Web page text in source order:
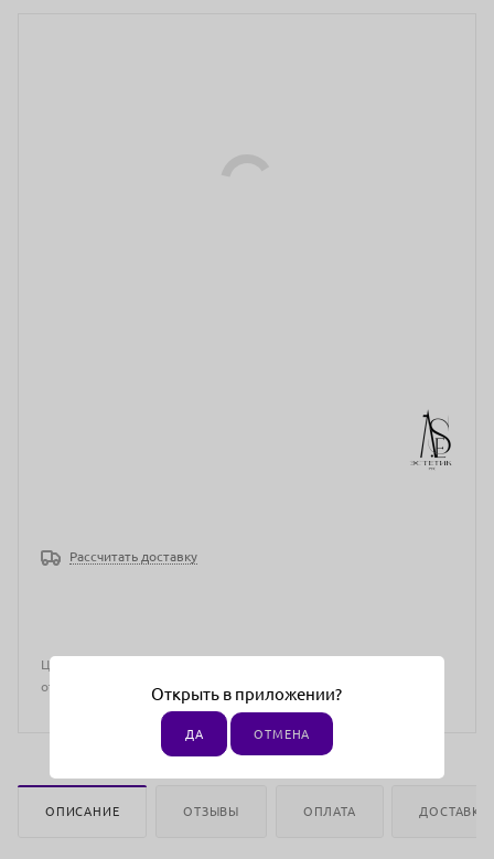
Рассчитать доставку
Цена действительна только для интернет-магазина и может
отличаться от цен в розничных магазинах
ОПИСАНИЕ ОТЗЫВЫ ОПЛАТА ДОСТАВКА
Открыть в приложении?
ДА ОТМЕНА